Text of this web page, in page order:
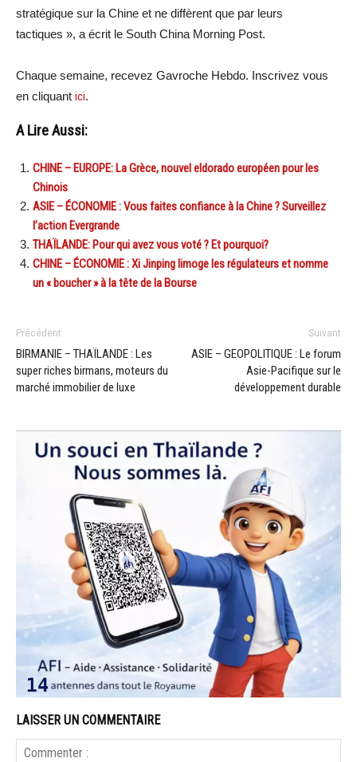
stratégique sur la Chine et ne diffèrent que par leurs
tactiques », a écrit le South China Morning Post.
Chaque semaine, recevez Gavroche Hebdo. Inscrivez vous
en cliquant ici.
A Lire Aussi:
CHINE – EUROPE: La Grèce, nouvel eldorado européen pour les
Chinois
ASIE – ÉCONOMIE : Vous faites confiance à la Chine ? Surveillez
l’action Evergrande
THAÏLANDE: Pour qui avez vous voté ? Et pourquoi?
CHINE – ÉCONOMIE : Xi Jinping limoge les régulateurs et nomme
un « boucher » à la tête de la Bourse
Précédent
BIRMANIE – THAÏLANDE : Les
super riches birmans, moteurs du
marché immobilier de luxe
Suivant
ASIE – GEOPOLITIQUE : Le forum
Asie-Pacifique sur le
développement durable
LAISSER UN COMMENTAIRE